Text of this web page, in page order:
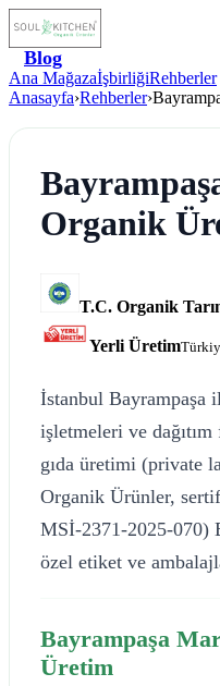
Blog
Ana MağazaİşbirliğiRehberler
Anasayfa›Rehberler›
Organik
T.C. Organik
Yerli Üretim
İstanbul Bayrampaşa
işletmeleri ve
gıda üretimi (private
Organik Ürünler,
MSİ-2371-2025-070)
özel etiket ve
Bayrampaşa
Üretim